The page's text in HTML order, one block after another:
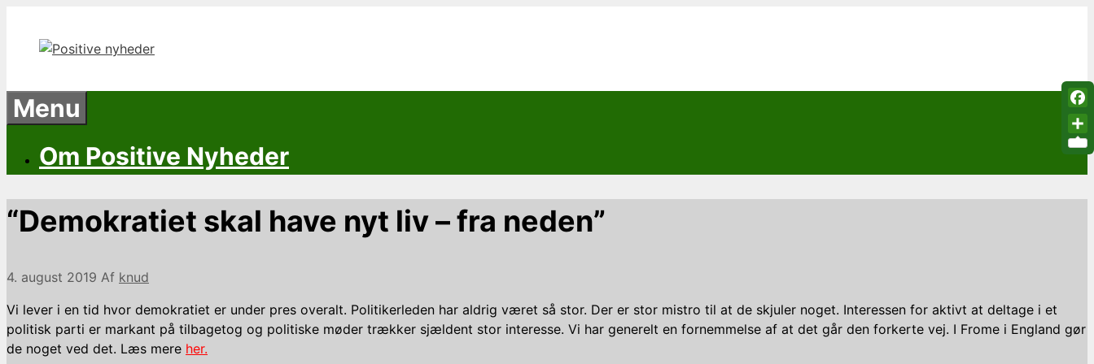
indhold
Menu
Om Positive Nyheder
“Demokratiet skal have nyt liv – fra neden”
4. august 2019 Af knud
Vi lever i en tid hvor demokratiet er under pres overalt. Politikerleden har aldrig været så stor. Der er stor mistro til at de skjuler noget. Interessen for aktivt at deltage i et
politisk parti er markant på tilbagetog og politiske møder trækker sjældent stor interesse. Vi har generelt en fornemmelse af at det går den forkerte vej. I Frome i England gør
de noget ved det. Læs mere her.